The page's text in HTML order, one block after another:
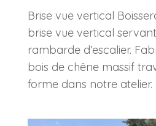
Brise vue vertical
brise vue vertical
rambarde d’escalier.
bois de chêne massif
forme dans notre atelier.